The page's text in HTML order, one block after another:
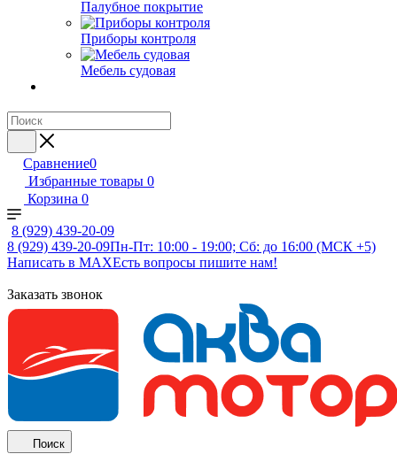
Палубное покрытие
Приборы контроля
Мебель судовая
Сравнение0
Избранные товары 0
Корзина 0
8 (929) 439-20-09
8 (929) 439-20-09Пн-Пт: 10:00 - 19:00; Сб: до 16:00 (МСК +5)
Написать в MAXЕсть вопросы пишите нам!
Заказать звонок
Поиск